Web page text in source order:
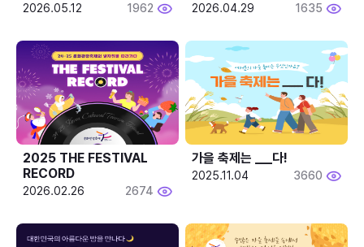
2026.05.12 1962 2026.04.29 1635
2025 THE FESTIVAL
RECORD
2026.02.26 2674
2025.11.04 3660